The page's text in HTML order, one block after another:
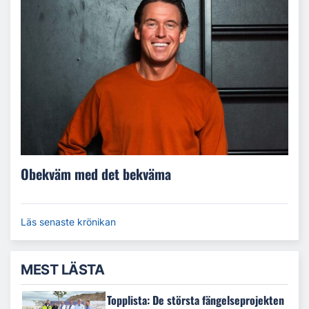
Obekväm med det bekväma
Läs senaste krönikan
MEST LÄSTA
Topplista: De största fängelseprojekten